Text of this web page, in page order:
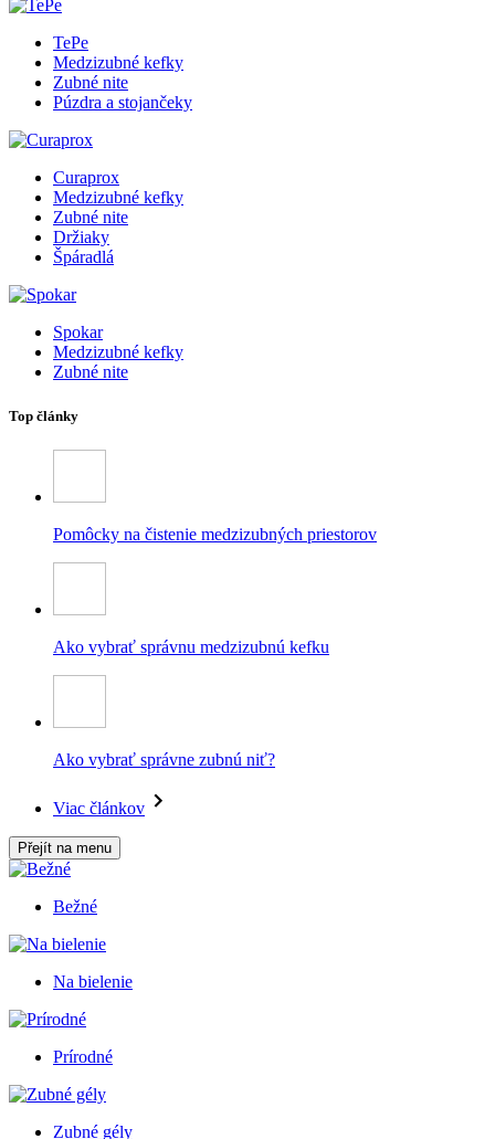
TePe
Medzizubné kefky
Zubné nite
Púzdra a stojančeky
Curaprox
Medzizubné kefky
Zubné nite
Držiaky
Špáradlá
Spokar
Medzizubné kefky
Zubné nite
Top články
Pomôcky na čistenie medzizubných priestorov
Ako vybrať správnu medzizubnú kefku
Ako vybrať správne zubnú niť?
Viac článkov
Přejít na menu
Bežné
Na bielenie
Prírodné
Zubné gély